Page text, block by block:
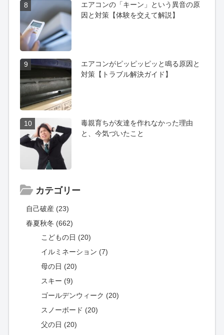
8
エアコンの「キーン」という異音の原
因と対策【体験を交えて解説】
9
エアコンがピッピッピッと鳴る原因と
対策【トラブル解決ガイド】
10
毒親育ちが友達を作れなかった理由
と、今気づいたこと
カテゴリー
自己破産 (23)
春夏秋冬 (662)
こどもの日 (20)
イルミネーション (7)
母の日 (20)
スキー (9)
ゴールデンウィーク (20)
スノーボード (20)
父の日 (20)